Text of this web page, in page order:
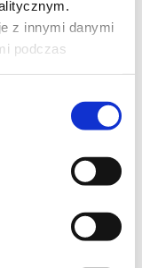
z innymi danymi
podczas